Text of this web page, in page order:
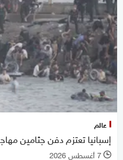
عالم
إسبانيا تعتزم دفن جثامين
l 7 أغسطس 2026